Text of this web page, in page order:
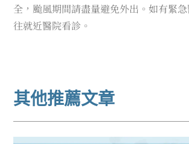
全，颱風期間請盡量避免外出。如有緊
往就近醫院看診。
其他推薦文章